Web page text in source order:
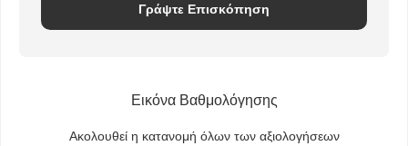
Γράψτε Επισκόπηση
Εικόνα Βαθμολόγησης
Ακολουθεί η κατανομή όλων των αξιολογήσεων